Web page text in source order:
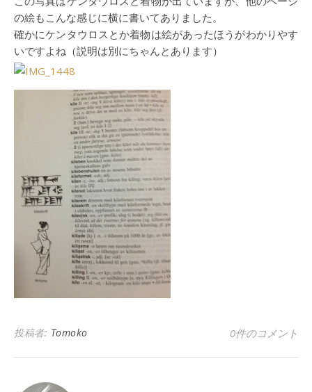
の絵もこんな感じに横に書いてありました。
確かにケンタウロスとか着物は絵があったほうがわかりやす
いですよね（説明は別にちゃんとあります）
投稿者: Tomoko 0件のコメント